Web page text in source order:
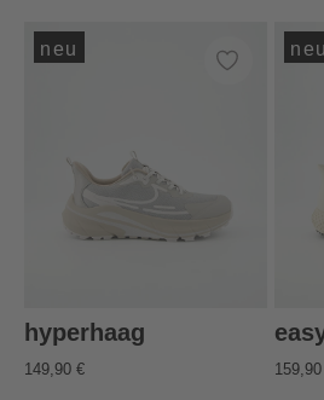
neu
hyperhaag
149,90 €
neu